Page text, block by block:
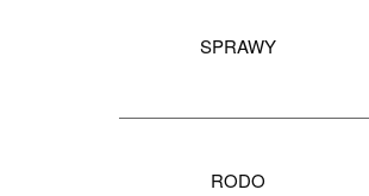
SPRAWY
RODO